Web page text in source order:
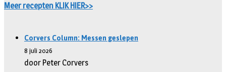
Meer recepten KLIK HIER>>
Corvers Column: Messen geslepen
8 juli 2026
door Peter Corvers